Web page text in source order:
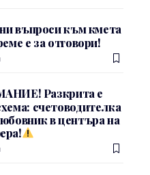
въпроси към кмета
е за отговори!
Разкрита е
счетоводителка
в центъра на